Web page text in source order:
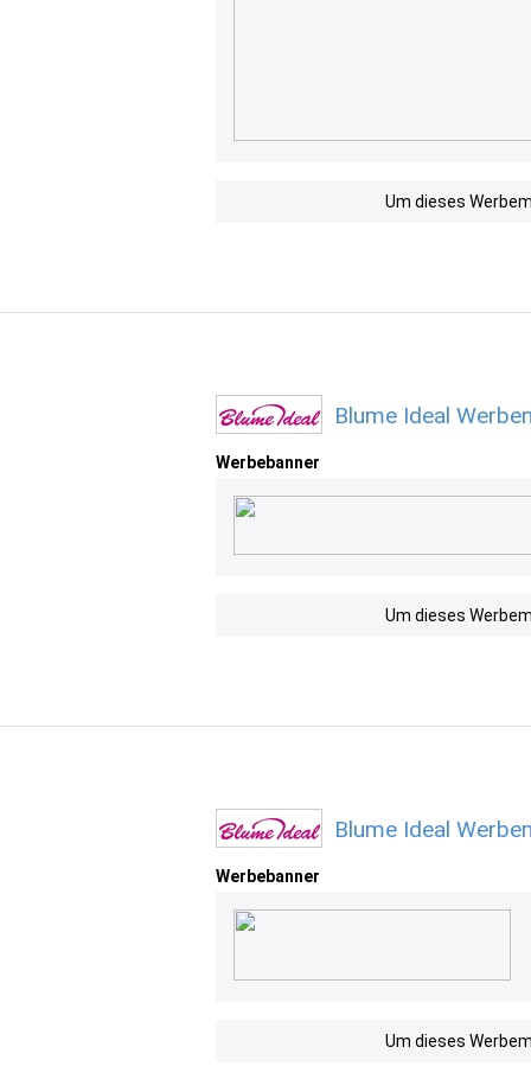
Um dieses
Blume Ideal
Werbebanner
Um dieses
Blume Ideal
Werbebanner
Um dieses